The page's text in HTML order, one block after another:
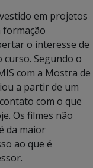
em projetos
formação
o interesse de
curso. Segundo o
com a Mostra de
a partir de um
com o que
Os filmes não
da maior
ao que é